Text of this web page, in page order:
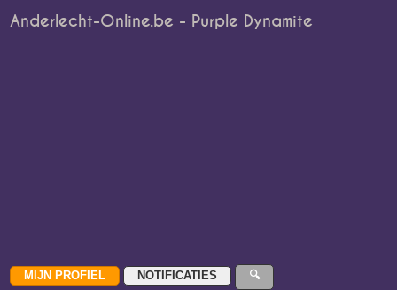
Anderlecht-Online.be - Purple Dynamite